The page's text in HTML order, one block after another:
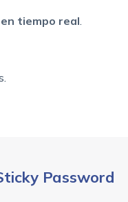
en tiempo real
Password